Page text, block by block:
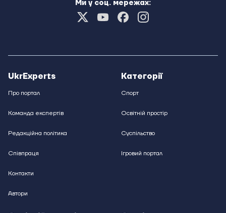
Ми у соц. мережах:
UkrExperts
Про портал
Команда експертів
Редакційна політика
Співпраця
Контакти
Автори
Категорії
Спорт
Освітній простір
Суспільство
Ігровий портал